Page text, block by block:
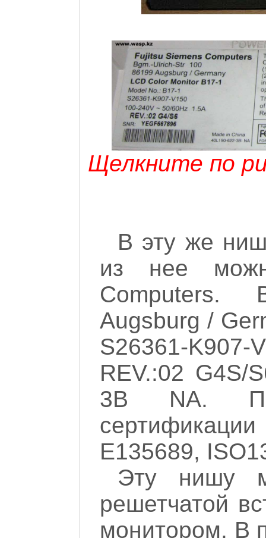
Щелкните по
В эту же
из нее
Computers.
Augsburg /
S26361-
REV.:02 G4S/
3B NA.
E135689,
Эту нишу
решетчатой
монитором. В